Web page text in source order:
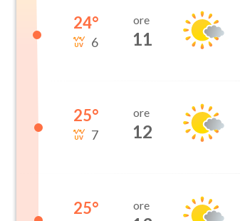
24°
6
ore
11
25°
7
ore
12
25° ore